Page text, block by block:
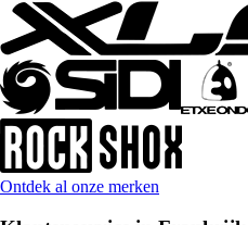
Ontdek al onze merken